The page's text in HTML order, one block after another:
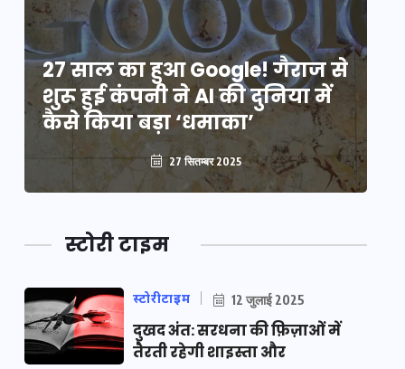
27 साल का हुआ Google! गैराज से
शुरू हुई कंपनी ने AI की दुनिया में
कैसे किया बड़ा ‘धमाका’
27 सितम्बर 2025
स्टोरी टाइम
स्टोरीटाइम 12 जुलाई 2025
दुखद अंत: सरधना की फ़िज़ाओं में
तैरती रहेगी शाइस्ता और